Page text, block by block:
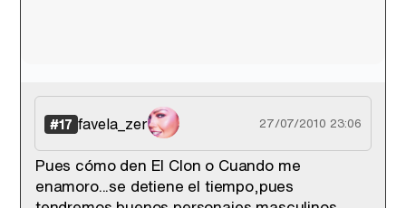
#17 favela_zer 27/07/2010 23:06
Pues cómo den El Clon o Cuando me
enamoro...se detiene el tiempo,pues